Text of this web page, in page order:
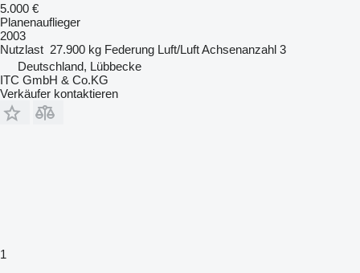
5.000 €
Planenauflieger
2003
Nutzlast 27.900 kg Federung Luft/LuftAchsenanzahl 3
Deutschland, Lübbecke
ITC GmbH & Co.KG
Verkäufer kontaktieren
1